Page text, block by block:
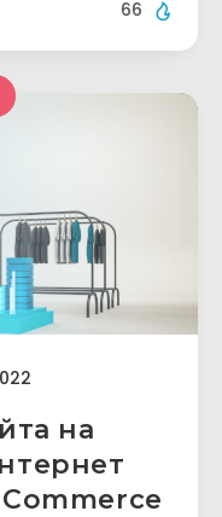
66
на